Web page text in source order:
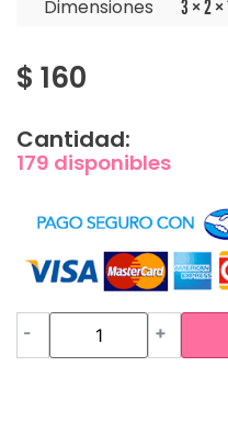
Dimensiones 3 × 2 ×
$ 160
Cantidad:
179 disponibles
- +